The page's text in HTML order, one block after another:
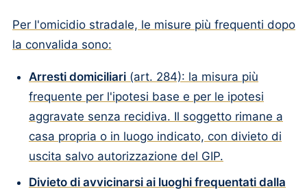
Per l'omicidio stradale, le misure più frequenti dopo
la convalida sono:
Arresti domiciliari (art. 284): la misura più
frequente per l'ipotesi base e per le ipotesi
aggravate senza recidiva. Il soggetto rimane a
casa propria o in luogo indicato, con divieto di
uscita salvo autorizzazione del GIP.
Divieto di avvicinarsi ai luoghi frequentati dalla